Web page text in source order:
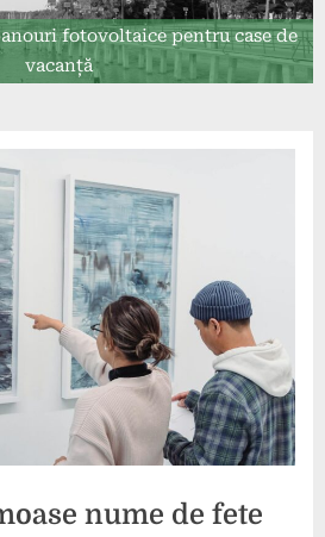
fotovoltaice pentru case de
vacanță
nume de fete